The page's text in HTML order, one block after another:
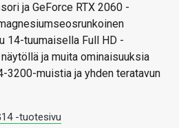
ja GeForce RTX 2060 -
14-tuumaisella Full HD -
ja muita ominaisuuksia
3200-muistia ja yhden teratavun
-tuotesivu